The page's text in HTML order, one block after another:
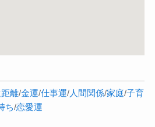
離/金運/仕事運/人間関係/家庭/子育
ち/恋愛運